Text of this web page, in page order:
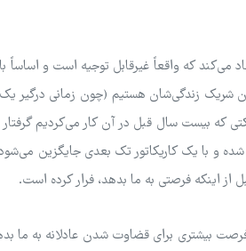
می‌کند که واقعاً غیرقابل توجیه است و اساساً
زندگی‌شان هستیم (چون زمانی درگیر یک
که بیست سال قبل در آن کار می‌کردیم
شده و با یک کاریکاتور تک بعدی جایگزین
اینکه فرصتی به ما بدهد، فرار کرده است.
بیشتری برای قضاوت شدن عادلانه به ما